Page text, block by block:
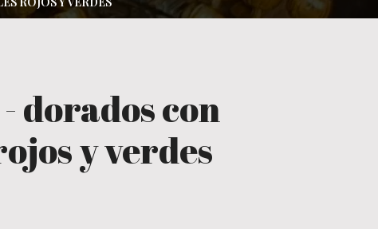
dorados con
y verdes